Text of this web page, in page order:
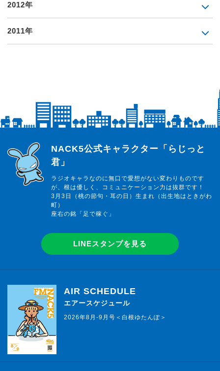
2012年
2011年
らじっと君
NACK5公式キャラクター「らじっと
君」
ラジオキャラなのに無口で愛想がない変わりものです
が、根は優しく、コミュニケーション力は抜群です！
3月3日（桃の節句・耳の日）生まれ（出生地はときがわ
町）
座右の銘「足で稼ぐ」
LINEスタンプを見る
AIR SCHEDULE
エアースケジュール
2026年8月-9月号＜白根ゆたんぽ＞